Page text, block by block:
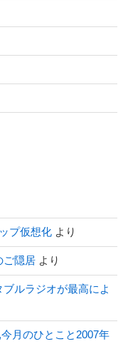
プ仮想化 より
ご隠居 より
ブルラジオが最高によ
月のひとこと2007年